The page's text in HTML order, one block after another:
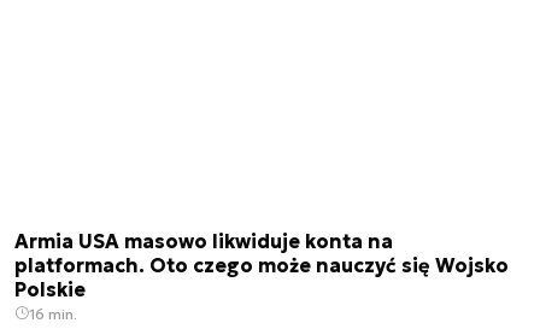
Armia USA masowo likwiduje konta na
platformach. Oto czego może nauczyć się Wojsko
Polskie
16 min.